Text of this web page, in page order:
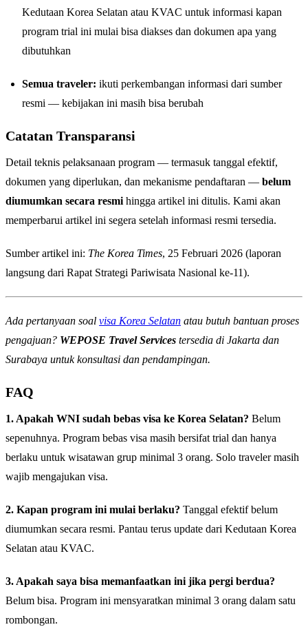
Kedutaan Korea Selatan atau KVAC untuk informasi kapan
program trial ini mulai bisa diakses dan dokumen apa yang
dibutuhkan
Semua traveler: ikuti perkembangan informasi dari sumber
resmi — kebijakan ini masih bisa berubah
Catatan Transparansi
Detail teknis pelaksanaan program — termasuk tanggal efektif,
dokumen yang diperlukan, dan mekanisme pendaftaran — belum
diumumkan secara resmi hingga artikel ini ditulis. Kami akan
memperbarui artikel ini segera setelah informasi resmi tersedia.
Sumber artikel ini: The Korea Times, 25 Februari 2026 (laporan
langsung dari Rapat Strategi Pariwisata Nasional ke-11).
Ada pertanyaan soal visa Korea Selatan atau butuh bantuan proses
pengajuan? WEPOSE Travel Services tersedia di Jakarta dan
Surabaya untuk konsultasi dan pendampingan.
FAQ
1. Apakah WNI sudah bebas visa ke Korea Selatan? Belum
sepenuhnya. Program bebas visa masih bersifat trial dan hanya
berlaku untuk wisatawan grup minimal 3 orang. Solo traveler masih
wajib mengajukan visa.
2. Kapan program ini mulai berlaku? Tanggal efektif belum
diumumkan secara resmi. Pantau terus update dari Kedutaan Korea
Selatan atau KVAC.
3. Apakah saya bisa memanfaatkan ini jika pergi berdua?
Belum bisa. Program ini mensyaratkan minimal 3 orang dalam satu
rombongan.